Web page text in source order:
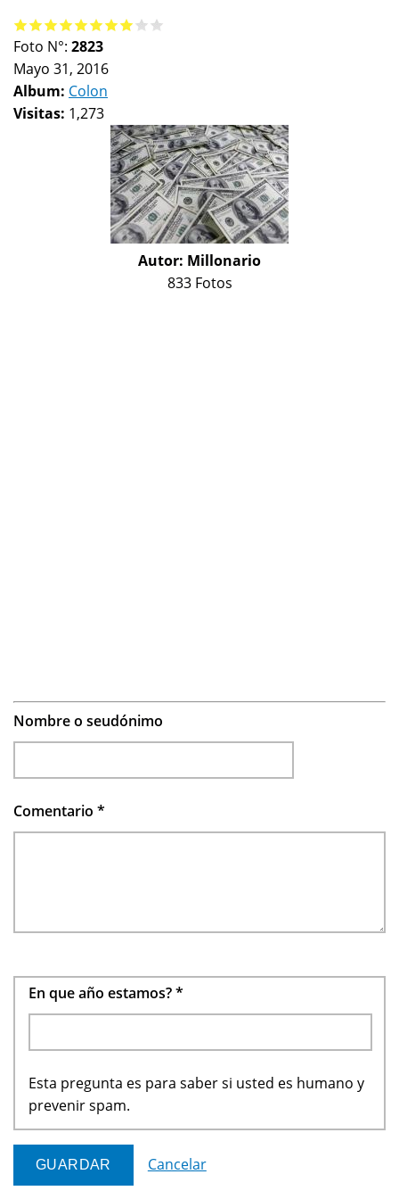
Foto N°: 2823
Mayo 31, 2016
Album: Colon
Visitas: 1,273
Autor: Millonario
833 Fotos
Nombre o seudónimo
Comentario *
En que año estamos?*
Esta pregunta es para saber si usted es humano y
prevenir spam.
Cancelar